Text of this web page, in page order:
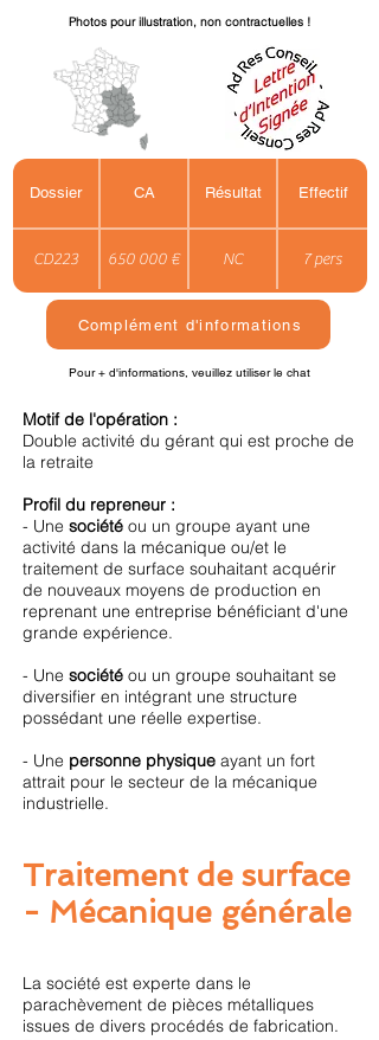
Photos pour illustration, non contractuelles !
Dossier CA Résultat Effectif
CD223 650 000 € NC 7 pers
Complément d'informations
Pour + d'informations, veuillez utiliser le chat
Motif de l'opération :
Double activité du gérant qui est proche de
la retraite
Profil du repreneur :
- Une société ou un groupe ayant une
activité dans la mécanique ou/et le
traitement de surface souhaitant acquérir
de nouveaux moyens de production en
reprenant une entreprise bénéficiant d'une
grande expérience.
- Une société ou un groupe souhaitant se
diversifier en intégrant une structure
possédant une réelle expertise.
- Une personne physique ayant un fort
attrait pour le secteur de la mécanique
industrielle.
Traitement de surface
- Mécanique générale
La société est experte dans le
parachèvement de pièces métalliques
issues de divers procédés de fabrication.